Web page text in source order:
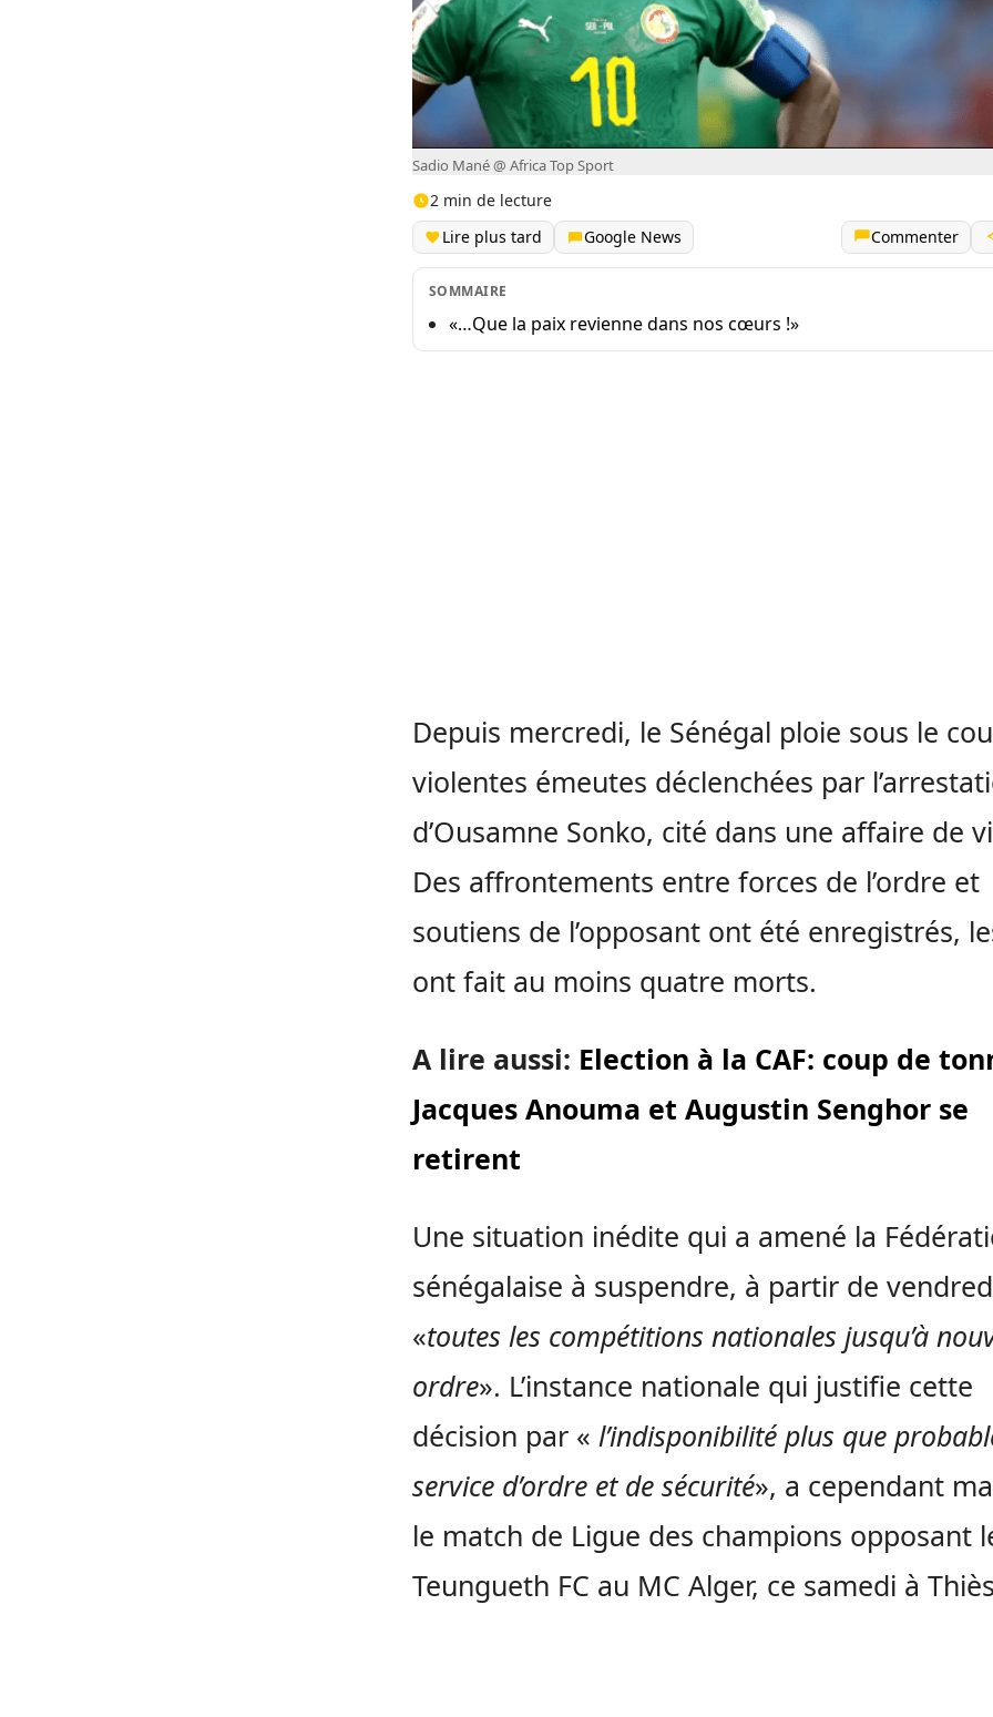
Sadio Mané @ Africa Top Sport
2 min de lecture
Lire plus tard
Google News Commenter
SOMMAIRE
«…Que la paix revienne dans nos cœurs !»
Depuis mercredi, le Sénégal ploie sous le
violentes émeutes déclenchées par
d’Ousamne Sonko, cité dans une affaire de
Des affrontements entre forces de l’ordre et
soutiens de l’opposant ont été enregistrés,
ont fait au moins quatre morts.
A lire aussi: Election à la CAF: coup de
Jacques Anouma et Augustin Senghor se
retirent
Une situation inédite qui a amené la
sénégalaise à suspendre, à partir de
«toutes les compétitions nationales jusqu’à
ordre». L’instance nationale qui justifie cette
décision par « l’indisponibilité plus que
service d’ordre et de sécurité», a cependant
le match de Ligue des champions opposant
Teungueth FC au MC Alger, ce samedi à